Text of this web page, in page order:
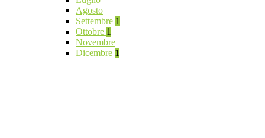
Agosto
Settembre 1
Ottobre 1
Novembre
Dicembre 1